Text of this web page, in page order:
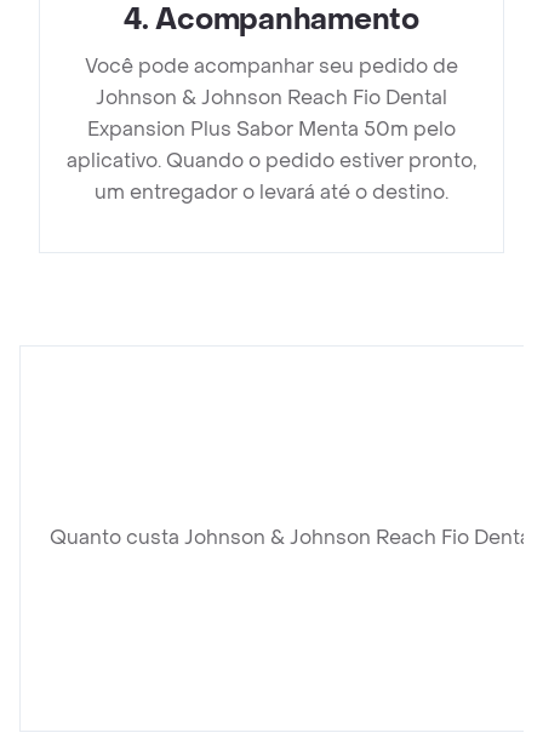
4.Acompanhamento
Você pode acompanhar seu pedido de
Johnson & Johnson Reach Fio Dental
Expansion Plus Sabor Menta 50m pelo
aplicativo. Quando o pedido estiver pronto,
um entregador o levará até o destino.
Quanto custa Johnson & Johnson Reach Fio